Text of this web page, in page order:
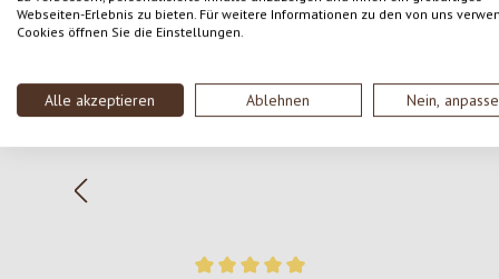
Webseiten-Erlebnis zu bieten. Für weitere Informationen zu den von uns
Cookies öffnen Sie die Einstellungen.
Alle akzeptieren Ablehnen Nein,